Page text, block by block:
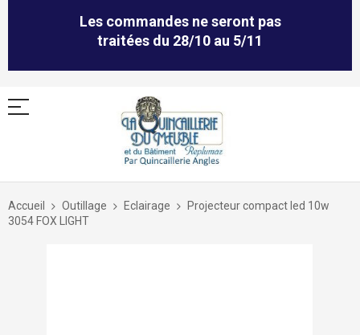
Les commandes ne seront pas
traitées du 28/10 au 5/11
Allez
contenu
Accueil Outillage Eclairage
Projecteur compact led 10w
3054 FOX LIGHT